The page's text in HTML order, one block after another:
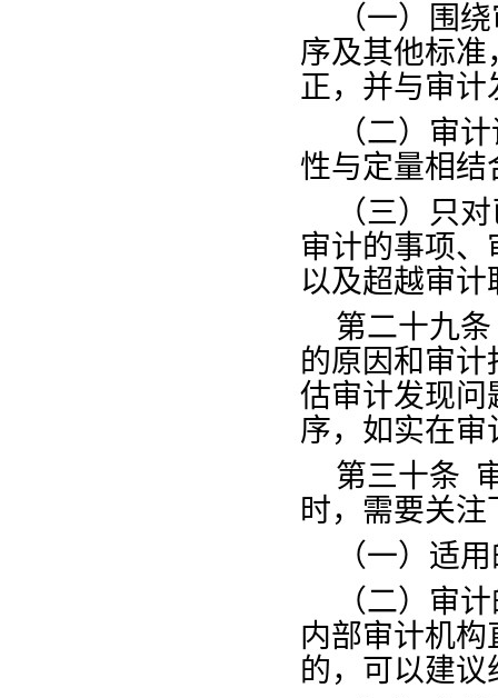
（一）围
序及其他标
正，并与审
（二）审
性与定量相结
（三）只
审计的事项
以及超越审
第二十九条
的原因和审
估审计发现问
序，如实在审
第三十条
时，需要关
（一）适
（二）审
内部审计机
的，可以建